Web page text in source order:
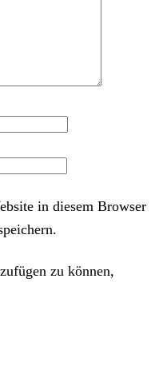
in diesem Browser
zu können,